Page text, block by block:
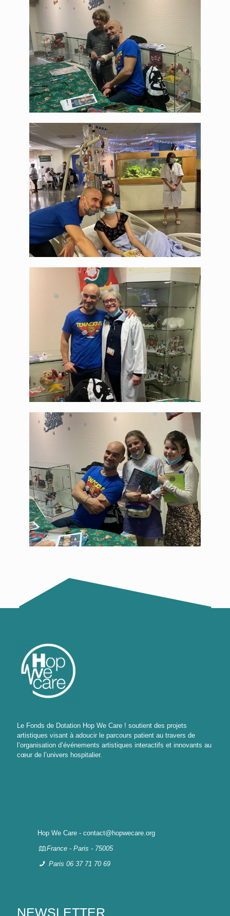
Le Fonds de Dotation Hop We Care ! soutient des projets
artistiques visant à adoucir le parcours patient au travers de
l’organisation d’événements artistiques interactifs et innovants au
cœur de l’univers hospitalier.
Hop We Care - contact@hopwecare.org
France - Paris - 75005
Paris 06 37 71 70 69
NEWSLETTER